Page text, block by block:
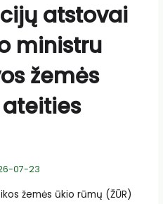
atstovai
ministru
žemės
07-23
žemės ūkio rūmų (ŽŪR)